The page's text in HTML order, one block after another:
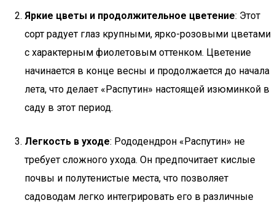
Яркие цветы и продолжительное цветение: Этот
сорт радует глаз крупными, ярко-розовыми цветами
с характерным фиолетовым оттенком. Цветение
начинается в конце весны и продолжается до начала
лета, что делает «Распутин» настоящей изюминкой в
саду в этот период.
Легкость в уходе: Рододендрон «Распутин» не
требует сложного ухода. Он предпочитает кислые
почвы и полутенистые места, что позволяет
садоводам легко интегрировать его в различные